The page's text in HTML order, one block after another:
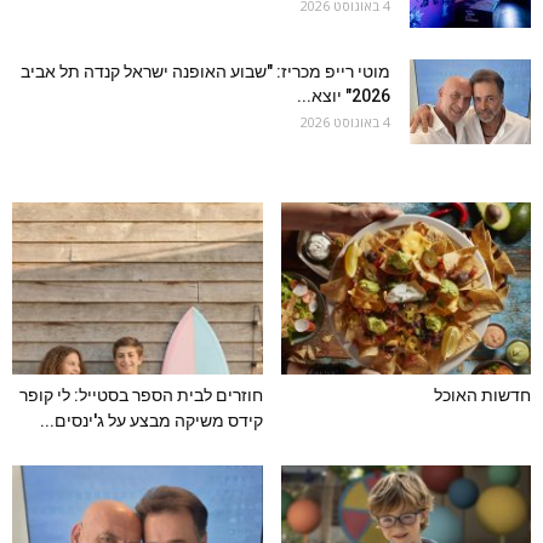
4 באוגוסט 2026
מוטי רייפ מכריז: "שבוע האופנה ישראל קנדה תל אביב
2026" יוצא...
4 באוגוסט 2026
חדשות האוכל
חוזרים לבית הספר בסטייל: לי קופר
קידס משיקה מבצע על ג'ינסים...